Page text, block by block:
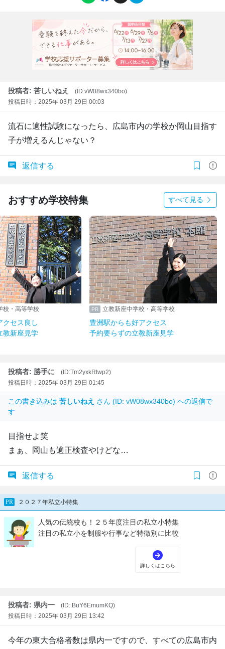
投稿者: 苦しいねえ
(ID:vW08wx340bo)
投稿日時：2025年 03月 29日 00:03
流石に適性試験になったら、広島市内の学校か岡山目指す
子が増えるんじゃない？
返信する
おすすめ学校特集 すべて見る
校・高等学校
クセス良し
教新座見学
立教新座中学校・高等学校
豊洲駅からも好アクセス
予約要らずの立教新座見学
投稿者: 勝手に
(ID:Tm2yxkRtwp2)
投稿日時：2025年 03月 29日 01:45
この書き込みは 苦しいねえ さん (ID: vW08wx340bo) への返信で
す
目指せよ笑
まぁ、岡山も適正検査やけどな…
返信する
投稿者: 県内一
(ID:.BuY6EmumKQ)
投稿日時：2025年 03月 29日 13:42
今年の東大合格者数は県内一ですので、すべての広島市内